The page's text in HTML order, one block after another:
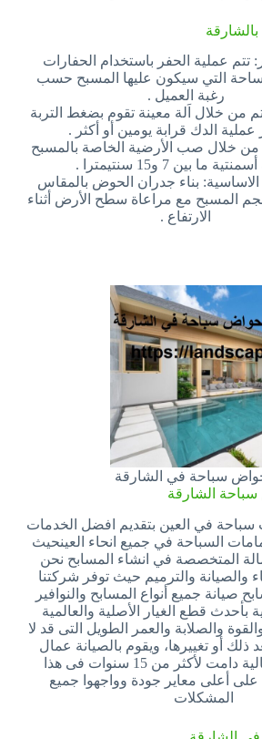
تتم عملية الحفر باستخدام الحفارات
التي سيكون عليها المسبح حسب
رغبة العميل .
من خلال اَلة معينة تقوم بضغط التربة
الدك قرابة يومين أو أكثر .
خلال صب الأرضية الخاصة بالمسبح
ما بين 7 و15 سنتيمترا .
الاساسية: بناء جدران الحوض بالمقاس
المسبح مع مراعاة سطح الأرض أثناء
الارتفاع .
سباحة في الشارقة
الشارقة
سباحة في العين بتقديم افضل الخدمات
السباحة في جميع انحاء العينحيث
المتخصصة في انشاء المسابح نحن
والصيانة والترميم حيث توفر شركتنا
صيانة جميع أنواع المسابح والنوافير
بأحدث قطع الغيار الأصلية والعالمية
والصلابة والعمر الطويل التى قد لا
ذلك أو تغييرها، ويقوم بالصيانة عمال
وفنيون بخبرات عالية دامت لأكثر من 15 سنوات فى هذا
على أعلى معاير جودة وواجهوا جميع
المشكلات